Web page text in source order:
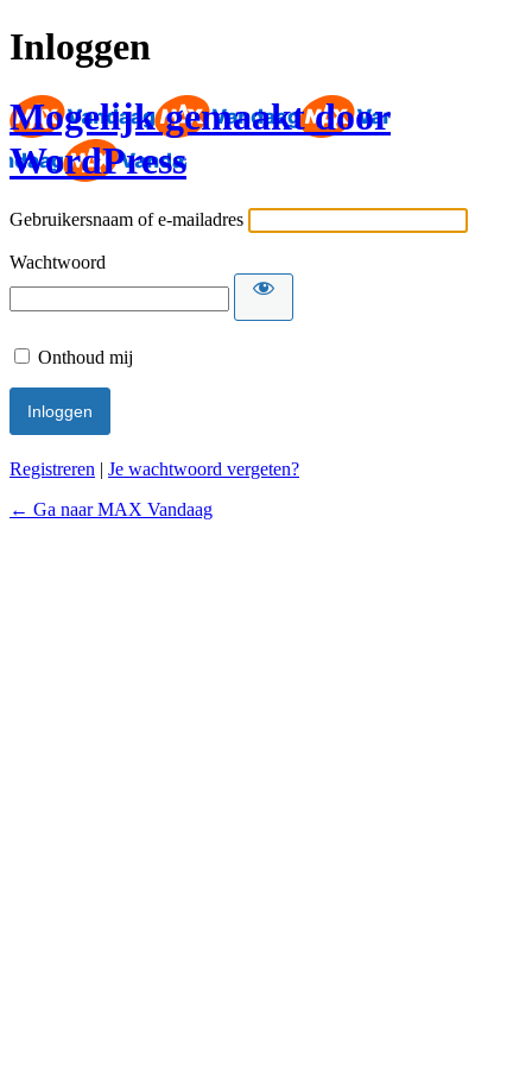
Inloggen
Mogelijk gemaakt door
WordPress
Gebruikersnaam of e-mailadres
Wachtwoord
Onthoud mij
Registreren | Je wachtwoord vergeten?
← Ga naar MAX Vandaag